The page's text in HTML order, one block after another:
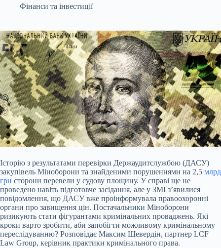
Фінанси та інвестиції
Історію з результатами перевірки Держаудитслужбою (ДАСУ)
закупівель Міноборони та знайденими порушеннями на 2,5 млрд
грн сторони перевели у судову площину. У справі ще не
проведено навіть підготовче засідання, але у ЗМІ з’явилися
повідомлення, що ДАСУ вже проінформувала правоохоронні
органи про завищення цін. Постачальники Міноборони
ризикують стати фігурантами кримінальних проваджень. Які
кроки варто зробити, аби запобігти можливому кримінальному
переслідуванню? Розповідає Максим Шевердін, партнер LCF
Law Group, керівник практики кримінального права.